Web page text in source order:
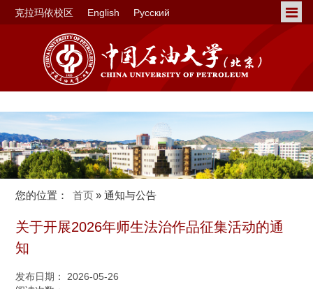
克拉玛依校区 English Русский
您的位置： 首页 » 通知与公告
关于开展2026年师生法治作品征集活动的通
知
发布日期： 2026-05-26